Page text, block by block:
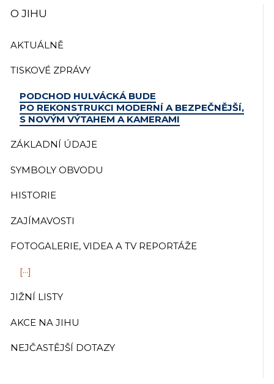
O JIHU
AKTUÁLNĚ
TISKOVÉ ZPRÁVY
PODCHOD HULVÁCKÁ BUDE
PO REKONSTRUKCI MODERNÍ A BEZPEČNĚJŠÍ,
S NOVÝM VÝTAHEM A KAMERAMI
ZÁKLADNÍ ÚDAJE
SYMBOLY OBVODU
HISTORIE
ZAJÍMAVOSTI
FOTOGALERIE, VIDEA A TV REPORTÁŽE
[···]
JIŽNÍ LISTY
AKCE NA JIHU
NEJČASTĚJŠÍ DOTAZY